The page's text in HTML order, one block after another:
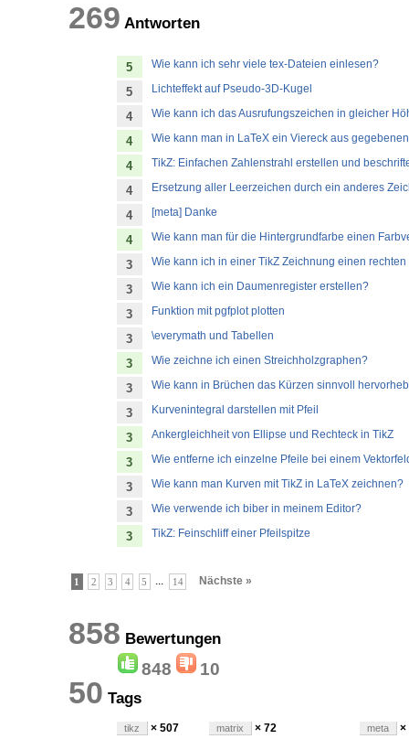
269 Antworten
5 Wie kann ich sehr viele tex-Dateien einlesen?
5 Lichteffekt auf Pseudo-3D-Kugel
4 Wie kann ich das Ausrufungszeichen in gleicher
4 Wie kann man in LaTeX ein Viereck aus
4 TikZ: Einfachen Zahlenstrahl erstellen und
4 Ersetzung aller Leerzeichen durch ein anderes
4 [meta] Danke
4 Wie kann man für die Hintergrundfarbe einen
3 Wie kann ich in einer TikZ Zeichnung einen
3 Wie kann ich ein Daumenregister erstellen?
3 Funktion mit pgfplot plotten
3 \everymath und Tabellen
3 Wie zeichne ich einen Streichholzgraphen?
3 Wie kann in Brüchen das Kürzen sinnvoll
3 Kurvenintegral darstellen mit Pfeil
3 Ankergleichheit von Ellipse und Rechteck in TikZ
3 Wie entferne ich einzelne Pfeile bei einem
3 Wie kann man Kurven mit TikZ in LaTeX zeichnen?
3 Wie verwende ich biber in meinem Editor?
3 TikZ: Feinschliff einer Pfeilspitze
1 2 3 4 5 ... 14 Nächste »
858 Bewertungen
848 10
50 Tags
tikz × 507 matrix × 72 meta ×